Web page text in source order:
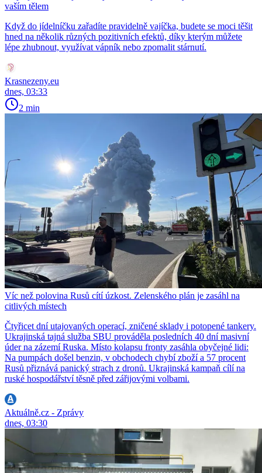
vaším tělem
Když do jídelníčku zařadíte pravidelně vajíčka, budete se moci těšit
hned na několik různých pozitivních efektů, díky kterým můžete
lépe zhubnout, využívat vápník nebo zpomalit stárnutí.
Krasnezeny.eu
dnes, 03:33
2 min
Víc než polovina Rusů cítí úzkost. Zelenského plán je zasáhl na
citlivých místech
Čtyřicet dní utajovaných operací, zničené sklady i potopené tankery.
Ukrajinská tajná služba SBU prováděla posledních 40 dní masivní
úder na zázemí Ruska. Místo kolapsu fronty zasáhla obyčejné lidi:
Na pumpách došel benzin, v obchodech chybí zboží a 57 procent
Rusů přiznává panický strach z dronů. Ukrajinská kampaň cílí na
ruské hospodářství těsně před zářijovými volbami.
Aktuálně.cz - Zprávy
dnes, 03:30